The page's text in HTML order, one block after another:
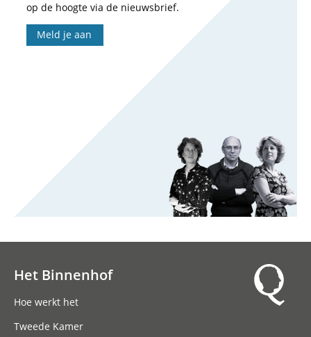
op de hoogte via de nieuwsbrief.
Meld je aan
Het Binnenhof
Hoe werkt het
Tweede Kamer